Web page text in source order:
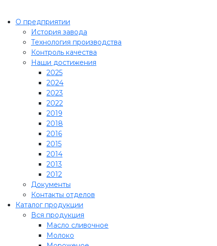
О предприятии
История завода
Технология производства
Контроль качества
Наши достижения
2025
2024
2023
2022
2019
2018
2016
2015
2014
2013
2012
Документы
Контакты отделов
Каталог продукции
Вся продукция
Масло сливочное
Молоко